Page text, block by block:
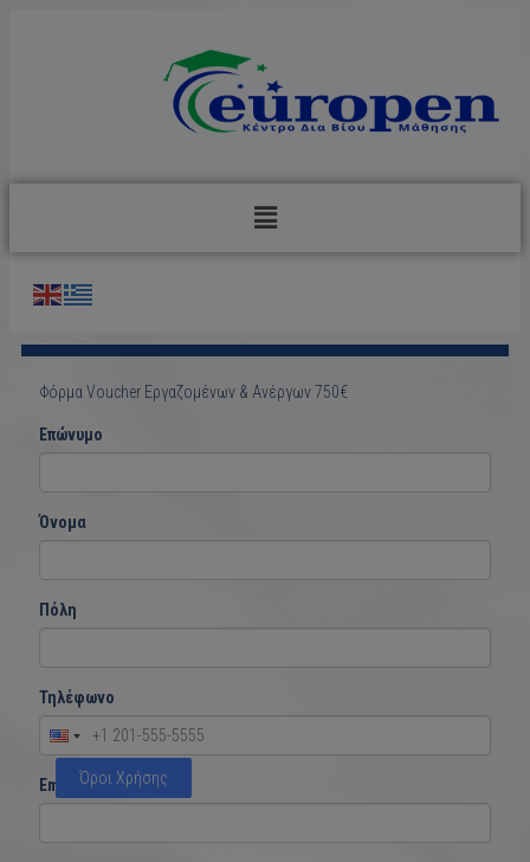
Φόρμα Voucher Εργαζομένων & Ανέργων 750€
Επώνυμο
Όνομα
Πόλη
Τηλέφωνο
Email Όροι Χρήσης